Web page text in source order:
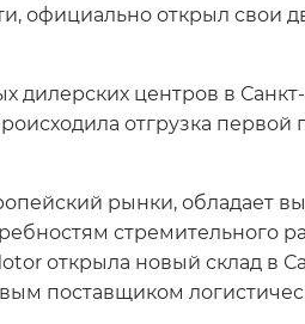
официально открыл свои
дилерских центров в
отгрузка первой
рынки, обладает
стремительного
открыла новый склад в
поставщиком